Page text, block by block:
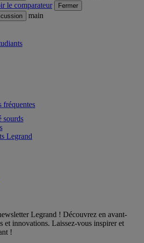
le comparateur
Fermer
main
fréquentes
sourds
Legrand
Legrand ! Découvrez en avant-
et innovations. Laissez-vous inspirer et
!